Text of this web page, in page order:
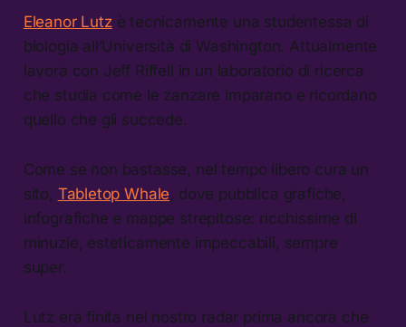
Eleanor Lutzè tecnicamente una studentessa di
biologia all’Università di Washington. Attualmente
lavora con Jeff Riffell in un laboratorio di ricerca
che studia come le zanzare imparano e ricordano
quello che gli succede.
Come se non bastasse, nel tempo libero cura un
sito, Tabletop Whale , dove pubblica grafiche,
infografiche e mappe strepitose: ricchissime di
minuzie, esteticamente impeccabili, sempre
super.
Lutz era finita nel nostro radar prima ancora che